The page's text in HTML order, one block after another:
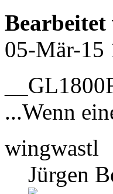
Bearbeitet
05-Mär-15
...Wenn
wingwastl
Jürgen